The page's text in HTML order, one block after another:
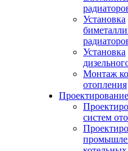
Установка
Установка
Монтаж
отопления
Проектирование
систем